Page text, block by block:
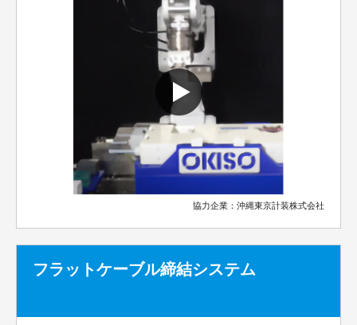
協力企業：沖縄東京計装株式会社
フラットケーブル締結システム